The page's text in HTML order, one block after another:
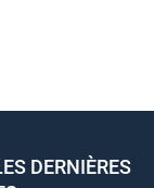
DERNIÈRES